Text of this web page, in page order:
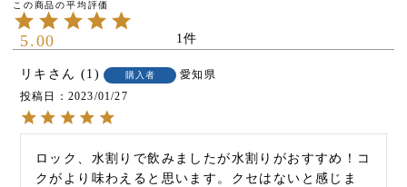
5.00 1
リキ 1 購入者
愛知県
投稿日
2023/01/27
ロック、水割りで飲みましたが水割りがおすすめ！コ
クがより味わえると思います。クセはないと感じま